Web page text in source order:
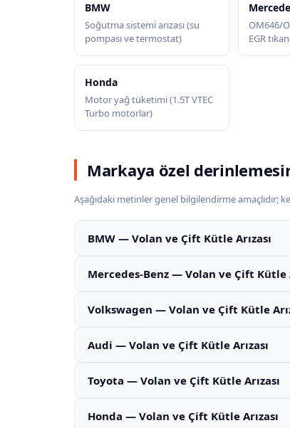
BMW
Soğutma sistemi arızası (su
pompası ve termostat)
OM646/
EGR
Honda
Motor yağ tüketimi (1.5T VTEC
Turbo motorlar)
Markaya özel
Aşağıdaki metinler genel bilgilendirme amaçlıdır;
BMW — Volan ve Çift Kütle Arızası
Mercedes-Benz — Volan ve Çift Kütle
Volkswagen — Volan ve Çift Kütle
Audi — Volan ve Çift Kütle Arızası
Toyota — Volan ve Çift Kütle Arızası
Honda — Volan ve Çift Kütle Arızası